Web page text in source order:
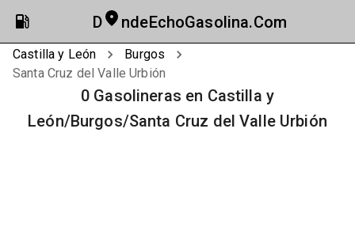
D ndeEchoGasolina.Com
Castilla y León
Burgos
Santa Cruz del Valle Urbión
0 Gasolineras en Castilla y
León/Burgos/Santa Cruz del Valle Urbión